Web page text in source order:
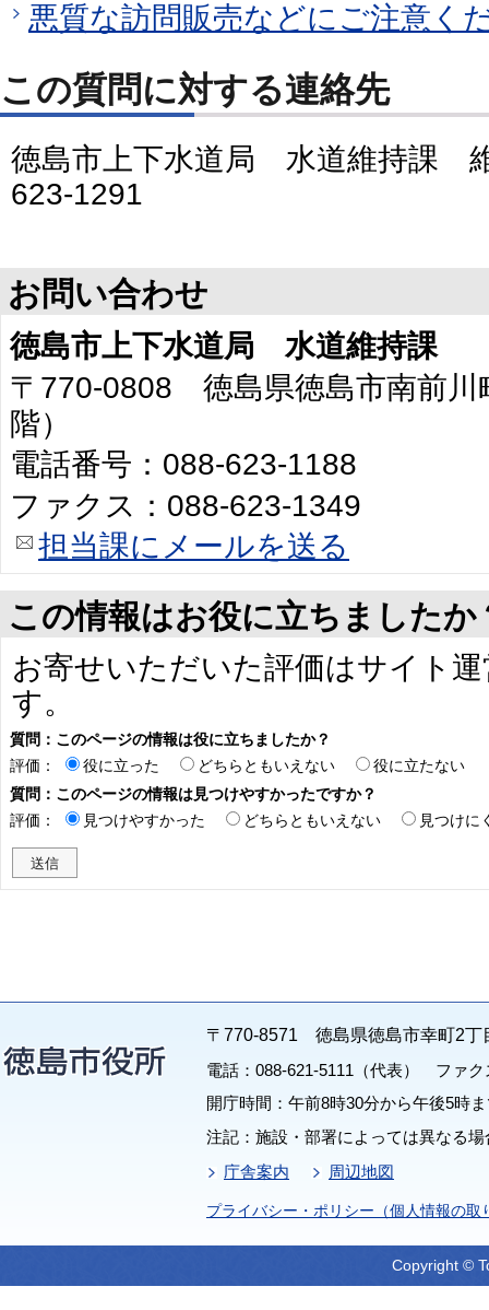
悪質な訪問販売などにご注意く
この質問に対する連絡先
徳島市上下水道局 水道維持課
623-1291
お問い合わせ
徳島市上下水道局 水道維持課
〒770-0808 徳島県徳島市南前川
階）
電話番号：088-623-1188
ファクス：088-623-1349
担当課にメールを送る
この情報はお役に立ちましたか
お寄せいただいた評価はサイト
す。
質問：このページの情報は役に立ちましたか？
評価：
役に立った どちらともいえない
役に立たない
質問：このページの情報は見つけやすかったですか？
評価：
見つけやすかった どちらともいえない 見つけに
〒770-8571 徳島県徳島市幸町2丁
電話：088-621-5111（代表） ファク
開庁時間：午前8時30分から午後5時
注記：施設・部署によっては異なる
庁舎案内
周辺地図
プライバシー・ポリシー（個人情報の取
Copyright ©